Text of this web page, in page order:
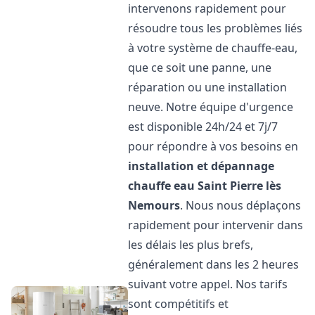
intervenons rapidement pour
résoudre tous les problèmes liés
à votre système de chauffe-eau,
que ce soit une panne, une
réparation ou une installation
neuve. Notre équipe d'urgence
est disponible 24h/24 et 7j/7
pour répondre à vos besoins en
installation et dépannage
chauffe eau Saint Pierre lès
Nemours. Nous nous déplaçons
rapidement pour intervenir dans
les délais les plus brefs,
généralement dans les 2 heures
suivant votre appel. Nos tarifs
sont compétitifs et